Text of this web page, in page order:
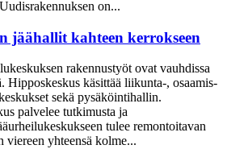
on...
jäähallit kahteen kerrokseen
rakennustyöt ovat vauhdissa
Hipposkeskus käsittää liikunta-, osaamis-
sekä pysäköintihallin.
palvelee tutkimusta ja
tulee remontoitavan
viereen yhteensä kolme...